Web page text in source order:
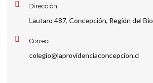
Dirección
Lautaro 487, Concepción, Región del
Correo
colegio@laprovidenciaconcepcion.cl